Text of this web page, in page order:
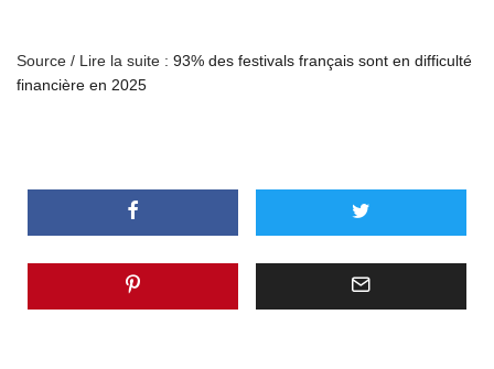
Source / Lire la suite : 93% des festivals français sont en difficulté
financière en 2025